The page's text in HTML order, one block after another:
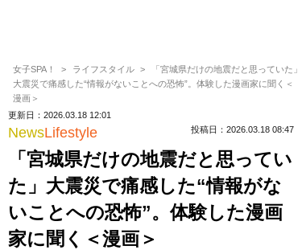
女子SPA！ ライフスタイル
「宮城県だけの地震だと思っていた」
大震災で痛感した“情報がないことへの恐怖”。体験した漫画家に聞く＜
漫画＞
更新日：2026.03.18 12:01
NewsLifestyle 投稿日：2026.03.18 08:47
「宮城県だけの地震だと思ってい
た」大震災で痛感した“情報がな
いことへの恐怖”。体験した漫画
家に聞く＜漫画＞